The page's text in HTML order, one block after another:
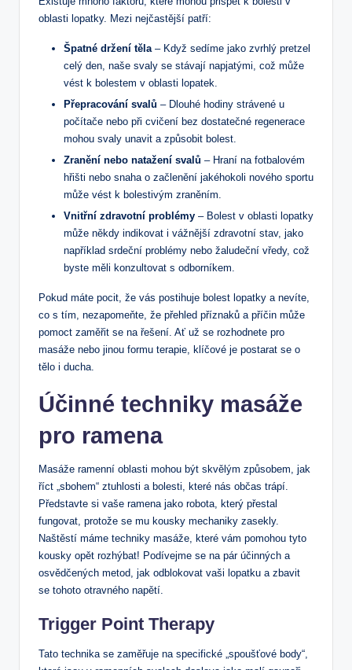
oblasti lopatky. Mezi nejčastější patří:
Špatné držení těla – Když sedíme jako zvrhlý pretzel
celý den, naše svaly se stávají napjatými, což může
vést k bolestem v oblasti lopatek.
Přepracování svalů – Dlouhé hodiny strávené u
počítače nebo při cvičení bez dostatečné regenerace
mohou svaly unavit a způsobit bolest.
Zranění nebo natažení svalů – Hraní na fotbalovém
hřišti nebo snaha o začlenění jakéhokoli nového sportu
může vést k bolestivým zraněním.
Vnitřní zdravotní problémy – Bolest v oblasti lopatky
může někdy indikovat i vážnější zdravotní stav, jako
například srdeční problémy nebo žaludeční vředy, což
byste měli konzultovat s odborníkem.
Pokud máte pocit, že vás postihuje bolest lopatky a nevíte,
co s tím, nezapomeňte, že přehled příznaků a příčin může
pomoct zaměřit se na řešení. Ať už se rozhodnete pro
masáže nebo jinou formu terapie, klíčové je postarat se o
tělo i ducha.
Účinné techniky masáže
pro ramena
Masáže ramenní oblasti mohou být skvělým způsobem, jak
říct „sbohem“ ztuhlosti a bolesti, které nás občas trápí.
Představte si vaše ramena jako robota, který přestal
fungovat, protože se mu kousky mechaniky zasekly.
Naštěstí máme techniky masáže, které vám pomohou tyto
kousky opět rozhýbat! Podívejme se na pár účinných a
osvědčených metod, jak odblokovat vaši lopatku a zbavit
se tohoto otravného napětí.
Trigger Point Therapy
Tato technika se zaměřuje na specifické „spoušťové body“,